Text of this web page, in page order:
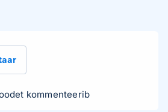
kommenteerib